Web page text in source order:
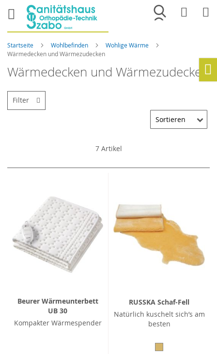
Merkliste
Startseite Wohlbefinden
Wohlige Wärme
Wärmedecken und Wärmezudecken
Wärmedecken und Wärmezudecken
7Artikel
Beurer Wärmeunterbett
UB 30
Kompakter Wärmespender
RUSSKA Schaf-Fell
Natürlich kuschelt sich’s am
besten
Filter